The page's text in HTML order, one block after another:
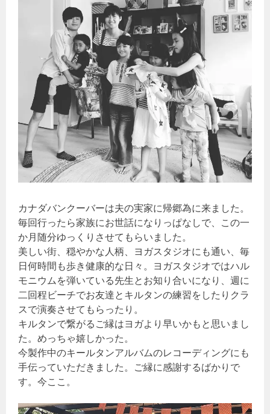
カナダバンクーバーは夫の実家に帰郷為に来ました。
毎回行ったら家族にお世話になりっぱなしで、この一
か月随分ゆっくりさせてもらいました。
美しい街、穏やかな人柄、ヨガスタジオにも通い、毎
日何時間も歩き健康的な日々。ヨガスタジオではハル
モニウムを弾いている先生とお知り合いになり、週に
二回程ビーチでお友達とキルタンの練習をしたりクラ
スで演奏させてもらったり。
キルタンで繋がるご縁はヨガより早いかもと思いまし
た。めっちゃ嬉しかった。
今製作中のキールタンアルバムのレコーディングにも
手伝っていただきました。ご縁に感謝するばかりで
す。今ここ。